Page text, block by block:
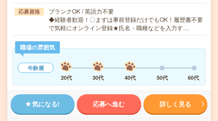
応募資格
ブランクOK / 英語力不要
◆経験者歓迎！〇まずは事前登録だけでもOK！履歴書不要
で気軽にオンライン登録★氏名・職種などを入力す…
職場の雰囲気
年齢層
20代
30代 40代 50代 60代
気になる! 応募へ進む 詳しく見る